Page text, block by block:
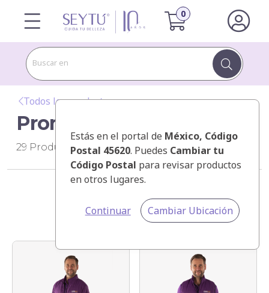
Buscar en
Estás en el portal de México, Código
Postal 45620. Puedes Cambiar tu
Código Postal para revisar productos
en otros lugares.
Continuar Cambiar Ubicación
Todos los productos
Promocionales
29 Productos
Categorías
Ordenar por